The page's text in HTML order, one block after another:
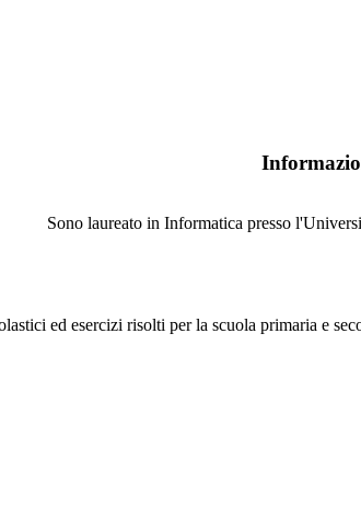
Sono laureato in Informatica presso
ed esercizi risolti per la scuola primaria e